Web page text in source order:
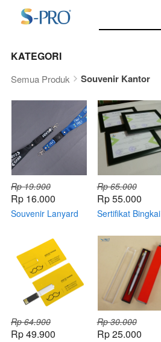
KATEGORI
Semua Produk Souvenir Kantor
Rp 19.900
Rp 16.000
Souvenir Lanyard
Rp 65.000
Rp 55.000
Sertifikat Bingkai
Rp 64.900
Rp 49.900
Rp 30.000
Rp 25.000